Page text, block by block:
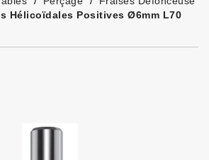
Hélicoïdales Positives Ø6mm L70